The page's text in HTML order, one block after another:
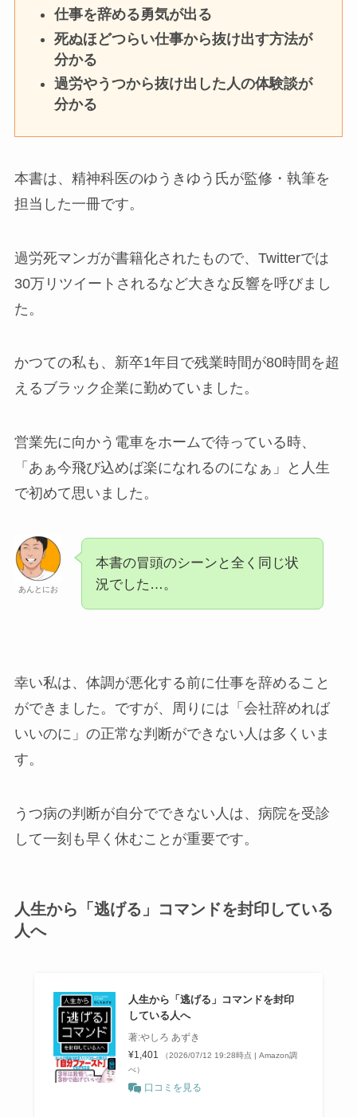
仕事を辞める勇気が出る
死ぬほどつらい仕事から抜け出す方法が
分かる
過労やうつから抜け出した人の体験談が
分かる
本書は、精神科医のゆうきゆう氏が監修・執筆を
担当した一冊です。
過労死マンガが書籍化されたもので、Twitterでは
30万リツイートされるなど大きな反響を呼びまし
た。
かつての私も、新卒1年目で残業時間が80時間を超
えるブラック企業に勤めていました。
営業先に向かう電車をホームで待っている時、
「あぁ今飛び込めば楽になれるのになぁ」と人生
で初めて思いました。
あんとにお
本書の冒頭のシーンと全く同じ状
況でした…。
幸い私は、体調が悪化する前に仕事を辞めること
ができました。ですが、周りには「会社辞めれば
いいのに」の正常な判断ができない人は多くいま
す。
うつ病の判断が自分でできない人は、病院を受診
して一刻も早く休むことが重要です。
人生から「逃げる」コマンドを封印している
人へ
人生から「逃げる」コマンドを封印
している人へ
著:やしろ あずき
¥1,401
（2026/07/12 19:28時点 | Amazon調
べ）
口コミを見る